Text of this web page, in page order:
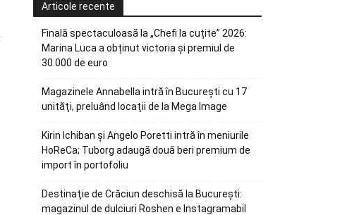
Articole recente
Finală spectaculoasă la „Chefi la cuțite” 2026:
Marina Luca a obținut victoria și premiul de
30.000 de euro
Magazinele Annabella intră în Bucureşti cu 17
unităţi, preluând locaţii de la Mega Image
Kirin Ichiban și Angelo Poretti intră în meniurile
HoReCa; Tuborg adaugă două beri premium de
import în portofoliu
Destinaţie de Crăciun deschisă la Bucureşti:
magazinul de dulciuri Roshen e Instagramabil